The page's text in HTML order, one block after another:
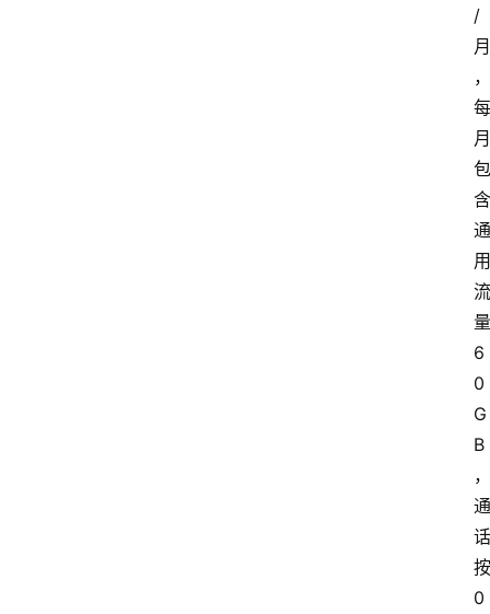
/
月
，
每
月
包
含
通
用
流
量
6
0
G
B
，
通
话
按
0